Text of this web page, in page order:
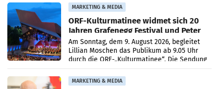
MARKETING & MEDIA
ORF-Kulturmatinee widmet sich 20
Jahren Grafenegg Festival und Peter
Simonischek
Am Sonntag, dem 9. August 2026, begleitet
Lillian Moschen das Publikum ab 9.05 Uhr
durch die ORF-„Kulturmatinee“. Die Sendung
startet mit der Dokumentation „20 Jahre
Grafenegg
MARKETING & MEDIA